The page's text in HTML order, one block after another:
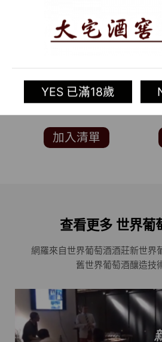
YES 已滿18歲
球葡萄酒及烈酒大獎賽
CHINA WINE &
SPIRITS AWARDS 金
獎)
加入清單
查看更多 世界葡
網羅來自世界葡萄酒酒莊新世界
舊世界葡萄酒釀造技